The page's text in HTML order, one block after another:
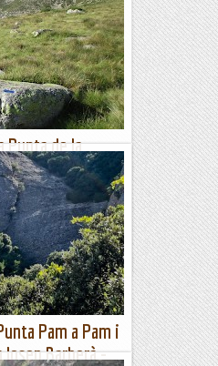
Punta de la
de les activitats
existeixen però la
dolenta. Això...
Pam a Pam i
Barberà -